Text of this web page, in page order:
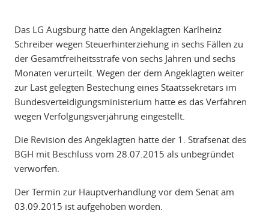
Das LG Augsburg hatte den Angeklagten Karlheinz
Schreiber wegen Steuerhinterziehung in sechs Fällen zu
der Gesamtfreiheitsstrafe von sechs Jahren und sechs
Monaten verurteilt. Wegen der dem Angeklagten weiter
zur Last gelegten Bestechung eines Staatssekretärs im
Bundesverteidigungsministerium hatte es das Verfahren
wegen Verfolgungsverjährung eingestellt.
Die Revision des Angeklagten hatte der 1. Strafsenat des
BGH mit Beschluss vom 28.07.2015 als unbegründet
verworfen.
Der Termin zur Hauptverhandlung vor dem Senat am
03.09.2015 ist aufgehoben worden.